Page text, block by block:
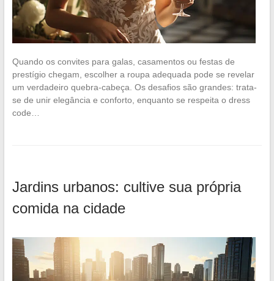
Quando os convites para galas, casamentos ou festas de
prestígio chegam, escolher a roupa adequada pode se revelar
um verdadeiro quebra-cabeça. Os desafios são grandes: trata-
se de unir elegância e conforto, enquanto se respeita o dress
code…
Jardins urbanos: cultive sua própria
comida na cidade